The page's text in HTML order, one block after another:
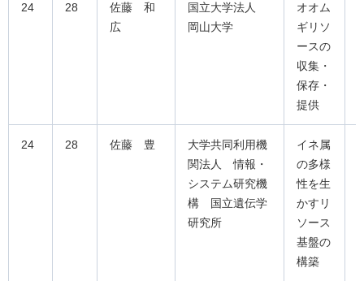
24 28
佐藤 和
広
国立大学法人
岡山大学
オオム
ギリソ
ースの
収集・
保存・
提供
24 28 佐藤 豊
大学共同利用機
関法人 情報・
システム研究機
構 国立遺伝学
研究所
イネ属
の多様
性を生
かすリ
ソース
基盤の
構築